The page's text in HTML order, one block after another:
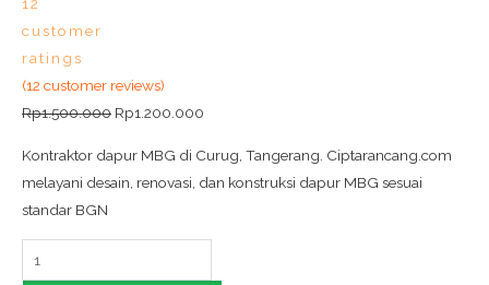
customer
ratings
(12 customer reviews)
Rp1.500.000 Rp1.200.000
Kontraktor dapur MBG di Curug, Tangerang. Ciptarancang.com
melayani desain, renovasi, dan konstruksi dapur MBG sesuai
standar BGN